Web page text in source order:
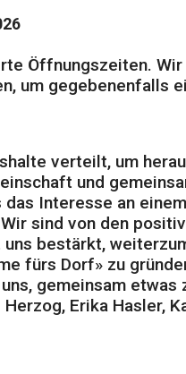
Öffnungszeiten.
um gegebenenfalls
verteilt, um
und
Interesse an
sind von den
uns bestärkt,
fürs Dorf» zu
gemeinsam etwas
Erika Hasler,